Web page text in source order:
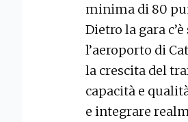
minima di 80
Dietro la gara
l’aeroporto di
la crescita del
capacità e
e integrare